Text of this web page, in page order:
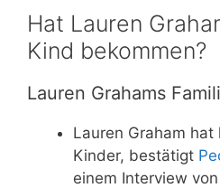
Hat Lauren
Kind bekommen?
Lauren Grahams
Lauren Graham hat
Kinder, bestätigt
einem Interview